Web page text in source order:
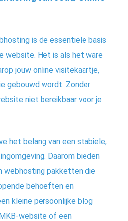
is de essentiële basis
website. Het is als het ware
jouw online visitekaartje,
gebouwd wordt. Zonder
niet bereikbaar voor je
het belang van een stabiele,
Daarom bieden
webhosting pakketten die
behoeften en
kleine persoonlijke blog
website of een